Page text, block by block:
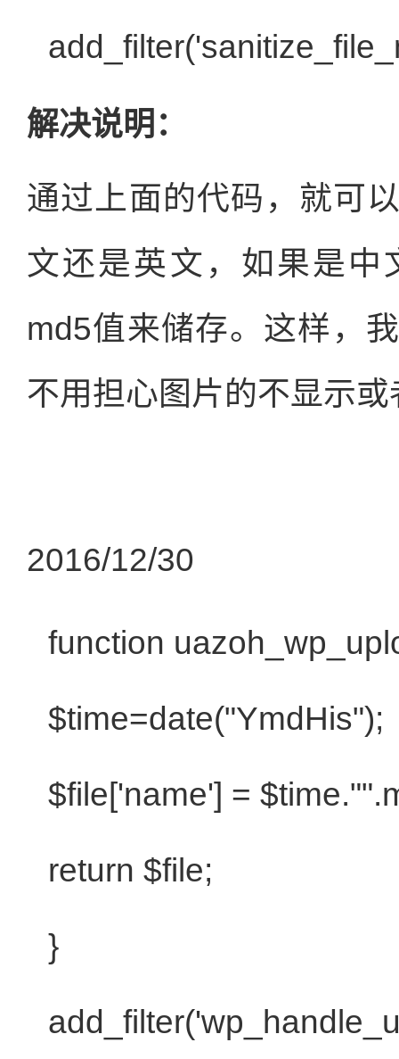
解决说明：
通过上面的代码，就可
文还是英文，如果是中
md5值来储存。这样，
不用担心图片的不显示
2016/12/30
function
$time=date("YmdHis"
$file['name'] = $time.""
return $file;
}